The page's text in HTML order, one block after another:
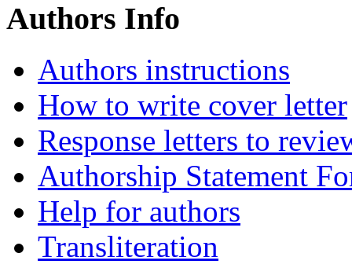
Authors Info
Authors instructions
How to write cover letter
Response letters to
Authorship Statement
Help for authors
Transliteration